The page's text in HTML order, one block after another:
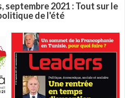
septembre 2021 : Tout sur le
de l'été